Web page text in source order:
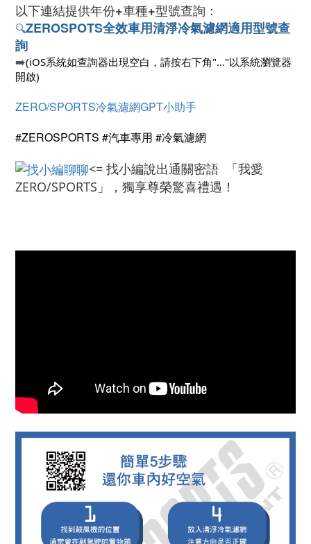
以下連結提供年份+車種+型號查詢：
🔍ZEROSPOTS全效車用清淨冷氣濾網適用型號查
詢
➡️(iOS系統如查詢器出現空白，請按右下角"..."以系統瀏覽器
開啟)
ZERO/SPORTS冷氣濾網GPT小助手
#ZEROSPORTS #汽車專用 #冷氣濾網
<= 找小編說出通關密語 「我愛
ZERO/SPORTS」，獨享尊榮驚喜禮遇！